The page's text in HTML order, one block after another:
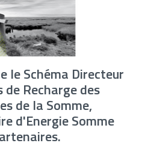
le Schéma Directeur
Recharge des
de la Somme,
d'Energie Somme